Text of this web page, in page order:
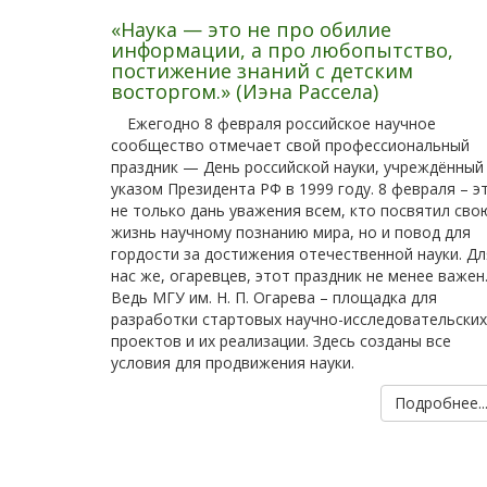
«Наука — это не про обилие
информации, а про любопытство,
постижение знаний с детским
восторгом.» (Иэна Рассела)
Ежегодно 8 февраля российское научное
сообщество отмечает свой профессиональный
праздник — День российской науки, учреждённый
указом Президента РФ в 1999 году. 8 февраля –
не только дань уважения всем, кто посвятил
жизнь научному познанию мира, но и повод для
гордости за достижения отечественной науки.
нас же, огаревцев, этот праздник не менее важен.
Ведь МГУ им. Н. П. Огарева – площадка для
разработки стартовых научно-исследовательских
проектов и их реализации. Здесь созданы все
условия для продвижения науки.
Подробнее...